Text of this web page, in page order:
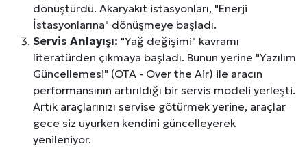
dönüştürdü. Akaryakıt istasyonları, "Enerji
İstasyonlarına" dönüşmeye başladı.
Servis Anlayışı: "Yağ değişimi" kavramı
literatürden çıkmaya başladı. Bunun yerine "Yazılım
Güncellemesi" (OTA - Over the Air) ile aracın
performansının artırıldığı bir servis modeli yerleşti.
Artık araçlarınızı servise götürmek yerine, araçlar
gece siz uyurken kendini güncelleyerek
yenileniyor.